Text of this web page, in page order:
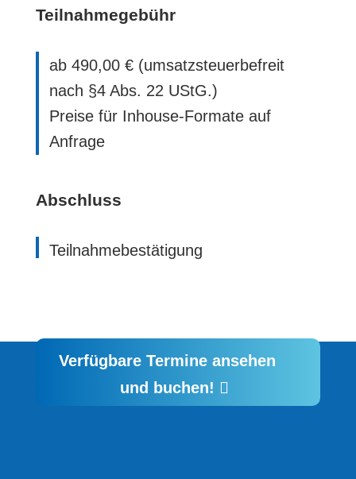
Teilnahmegebühr
ab 490,00 € (umsatzsteuerbefreit
nach §4 Abs. 22 UStG.)
Preise für Inhouse-Formate auf
Anfrage
Abschluss
Teilnahmebestätigung
Verfügbare Termine ansehen
und buchen!